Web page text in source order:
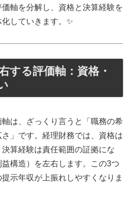
軸を分解し、資格と決算経験を
していきます。✨
する評価軸：資格・
は、ざっくり言うと「職務の希
」です。経理財務では、資格は
算経験は責任範囲の証拠にな
構造）を左右します。この3つ
示年収が上振れしやすくなりま